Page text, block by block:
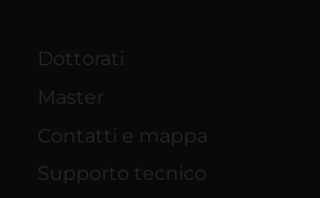
Dottorati
Master
Contatti e mappa
Supporto tecnico